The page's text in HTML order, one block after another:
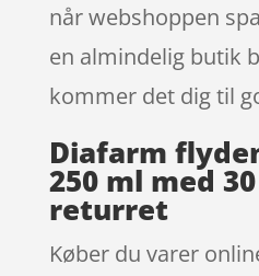
når webshoppen
en almindelig butik
kommer det dig til
Diafarm
250 ml med
returret
Køber du varer